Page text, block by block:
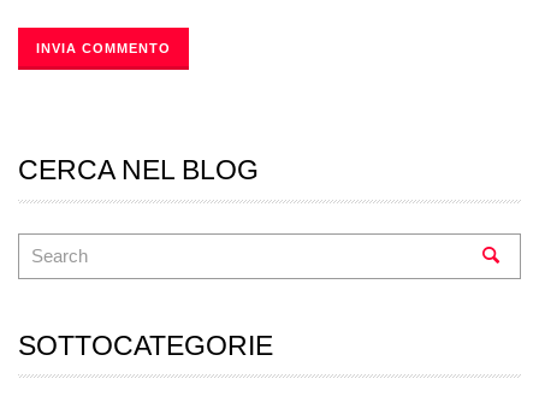
CERCA NEL BLOG
SOTTOCATEGORIE